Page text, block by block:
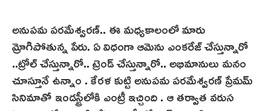
అనుపమ పరమేశ్వరణ్.. ఈ మధ్యకాలంలో మారు
మ్రోగిపోతున్న పేరు. ఏ విధంగా ఆమెను ఎంకరేజ్ చేస్తున్నారో
..ట్రోల్ చేస్తున్నారో.. ట్రెండ్ చేస్తున్నారో.. అభిమానులు మనం
చూస్తూనే ఉన్నాం . కేరళ కుట్టి అనుపమ పరమేశ్వరణ్ ప్రేమమ్
సినిమాతో ఇండస్ట్రీలోకి ఎంట్రీ ఇచ్చింది . ఆ తర్వాత వరుస